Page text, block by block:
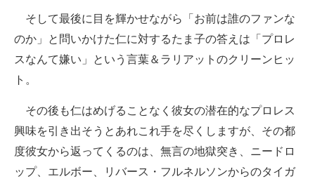
そして最後に目を輝かせながら「お前は誰のファンな
のか」と問いかけた仁に対するたま子の答えは「プロレ
スなんて嫌い」という言葉＆ラリアットのクリーンヒッ
ト。
その後も仁はめげることなく彼女の潜在的なプロレス
興味を引き出そうとあれこれ手を尽くしますが、その都
度彼女から返ってくるのは、無言の地獄突き、ニードロ
ップ、エルボー、リバース・フルネルソンからのタイガ